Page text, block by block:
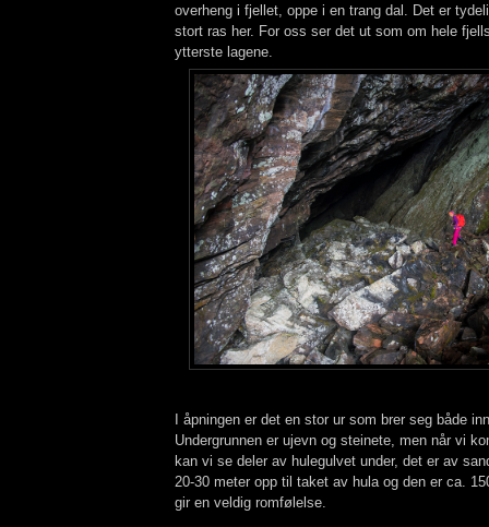
overheng i fjellet, oppe i en trang dal. Det er
stort ras her. For oss ser det ut som om hele
ytterste lagene.
I åpningen er det en stor ur som brer seg både
Undergrunnen er ujevn og steinete, men når vi
kan vi se deler av hulegulvet under, det er av
20-30 meter opp til taket av hula og den er ca.
gir en veldig romfølelse.